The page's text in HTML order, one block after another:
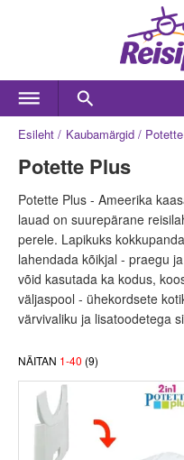
Esileht Kaubamärgid
Potette Plus
Potette Plus - Ameerika
lauad on suurepärane
perele. Lapikuks
lahendada kõikjal - praegu
võid kasutada ka kodus,
väljaspool - ühekordsete
värvivaliku ja lisatoodetega
NÄITAN 1-40 (9)